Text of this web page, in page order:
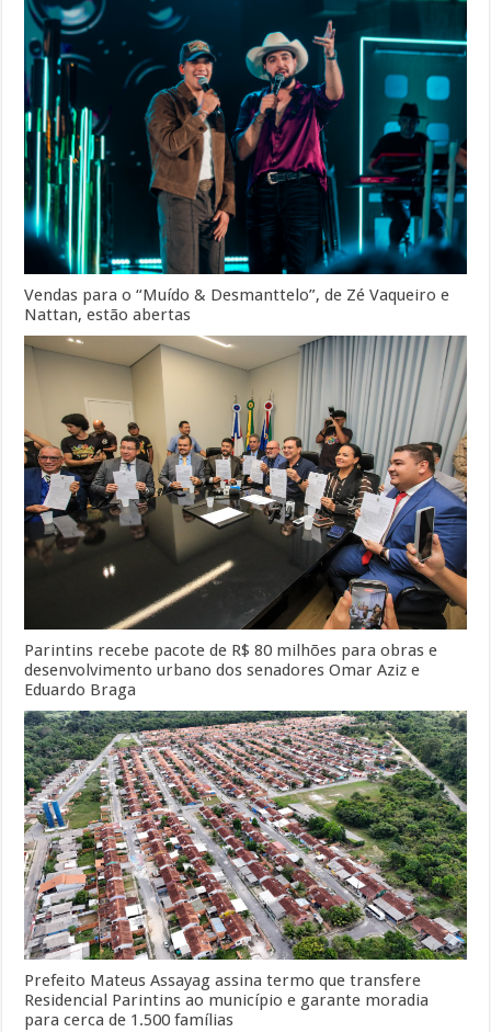
Vendas para o “Muído & Desmanttelo”, de Zé Vaqueiro e
Nattan, estão abertas
Parintins recebe pacote de R$ 80 milhões para obras e
desenvolvimento urbano dos senadores Omar Aziz e
Eduardo Braga
Prefeito Mateus Assayag assina termo que transfere
Residencial Parintins ao município e garante moradia
para cerca de 1.500 famílias